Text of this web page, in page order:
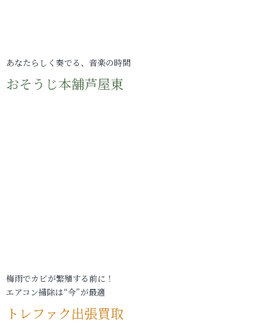
あなたらしく奏でる、音楽の時間
おそうじ本舗芦屋東
梅雨でカビが繁殖する前に！
エアコン掃除は“今”が最適
トレファク出張買取